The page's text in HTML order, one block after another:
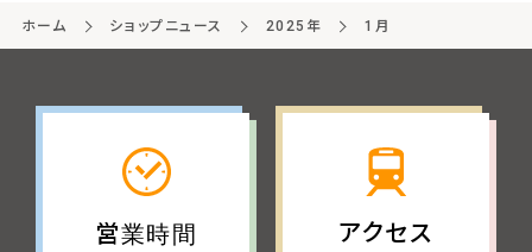
ホーム ショップニュース 2025年 1月
営業時間 アクセス